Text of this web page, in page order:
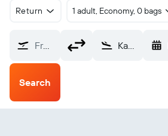
Return 1 adult, Economy, 0 bags
From? Kasigluk (KUK)
Search